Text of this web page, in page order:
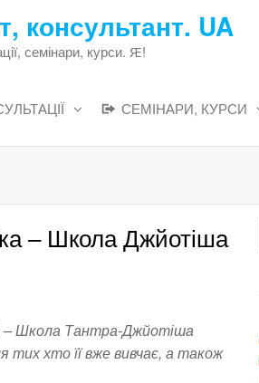
консультант. UA
семінари, курси. Ԙ!
СЕМІНАРИ, КУРСИ
– Школа Джйотіша
– Школа Тантра-Джйотіша
тих хто її вже вивчає, а також